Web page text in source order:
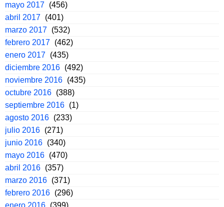
mayo 2017 (456)
abril 2017 (401)
marzo 2017 (532)
febrero 2017 (462)
enero 2017 (435)
diciembre 2016 (492)
noviembre 2016 (435)
octubre 2016 (388)
septiembre 2016 (1)
agosto 2016 (233)
julio 2016 (271)
junio 2016 (340)
mayo 2016 (470)
abril 2016 (357)
marzo 2016 (371)
febrero 2016 (296)
enero 2016 (399)